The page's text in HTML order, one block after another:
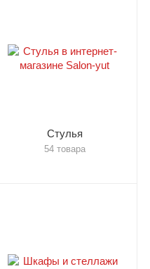
Стулья
54 товара